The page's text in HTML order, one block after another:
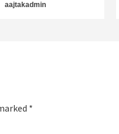
aajtakadmin
*